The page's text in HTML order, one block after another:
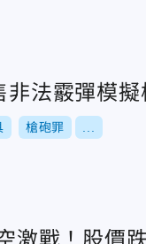
非法霰彈模
槍砲罪
激戰！股價